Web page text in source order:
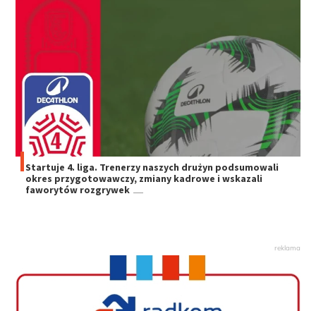
Startuje 4. liga. Trenerzy naszych drużyn podsumowali
okres przygotowawczy, zmiany kadrowe i wskazali
faworytów rozgrywek